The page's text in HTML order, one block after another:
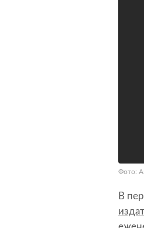
Фото:
В